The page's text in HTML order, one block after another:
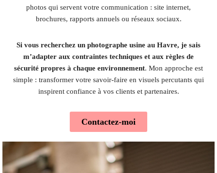
photos qui servent votre communication : site internet,
brochures, rapports annuels ou réseaux sociaux.
Si vous recherchez un photographe usine au Havre, je sais
m’adapter aux contraintes techniques et aux règles de
sécurité propres à chaque environnement. Mon approche est
simple : transformer votre savoir-faire en visuels percutants qui
inspirent confiance à vos clients et partenaires.
Contactez-moi